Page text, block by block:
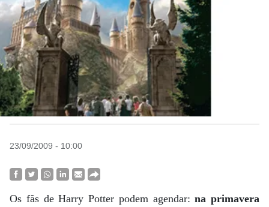
23/09/2009 - 10:00
Os fãs de Harry Potter podem agendar:na primavera